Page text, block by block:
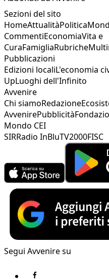
Sezioni del sito
HomeAttualitàPolitica
CommentiEconomiaVita e
CuraFamigliaRubriche
Pubblicazioni
Edizioni localiL'economia
UpLuoghi dell'Infinito
Avvenire
Chi siamoRedazione
AvvenirePubblicità
Mondo CEI
SIRRadio InBluTV2000FISC
Segui Avvenire su